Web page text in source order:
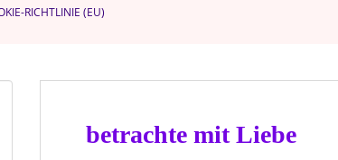
RICHTLINIE (EU)
betrachte mit Liebe